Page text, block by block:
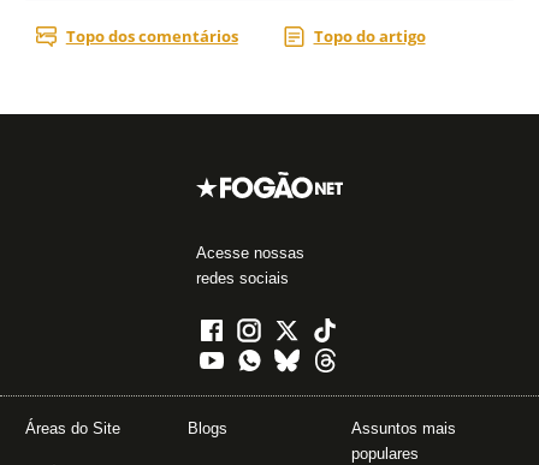
Acesse nossas
redes sociais
Áreas do Site Blogs
Assuntos mais
populares